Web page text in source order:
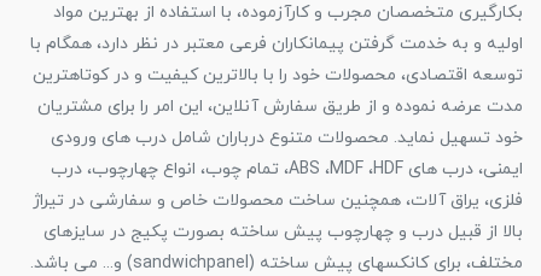
بکارگیری متخصصان مجرب و کارآزموده، با استفاده از بهترین مواد
اولیه و به خدمت گرفتن پیمانکاران فرعی معتبر در نظر دارد، همگام با
توسعه اقتصادی، محصولات خود را با بالاترین کیفیت و در کوتاهترین
مدت عرضه نموده و از طریق سفارش آنلاین، این امر را برای مشتریان
خود تسهیل نماید. محصولات متنوع درباران شامل درب های ورودی
ایمنی، درب های ABS ،MDF ،HDF، تمام چوب، انواع چهارچوب، درب
فلزی، یراق آلات، همچنین ساخت محصولات خاص و سفارشی در تیراژ
بالا از قبیل درب و چهارچوب پیش ساخته بصورت پکیج در سایزهای
مختلف، برای کانکسهای پیش ساخته (sandwichpanel) و... می باشد.